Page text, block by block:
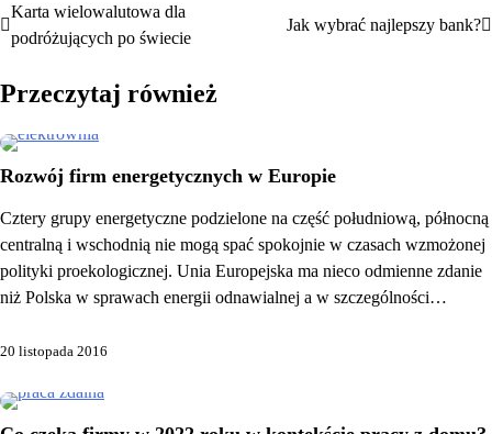
Nawigacja
wpisu
Karta wielowalutowa dla
podróżujących po świecie
Jak wybrać najlepszy bank?
Przeczytaj również
Rozwój firm energetycznych w Europie
Cztery grupy energetyczne podzielone na część południową, północną
centralną i wschodnią nie mogą spać spokojnie w czasach wzmożonej
polityki proekologicznej. Unia Europejska ma nieco odmienne zdanie
niż Polska w sprawach energii odnawialnej a w szczególności…
20 listopada 2016